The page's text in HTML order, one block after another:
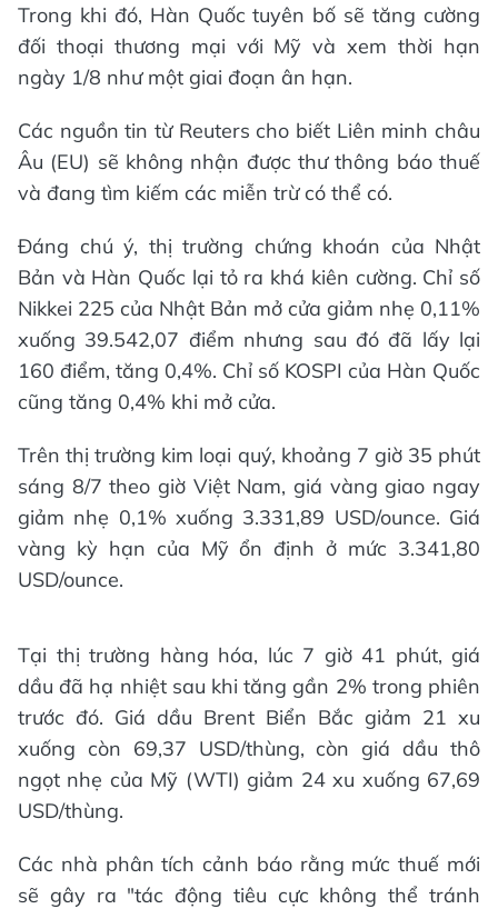
Trong khi đó, Hàn Quốc tuyên bố sẽ tăng cường
đối thoại thương mại với Mỹ và xem thời hạn
ngày 1/8 như một giai đoạn ân hạn.
Các nguồn tin từ Reuters cho biết Liên minh châu
Âu (EU) sẽ không nhận được thư thông báo thuế
và đang tìm kiếm các miễn trừ có thể có.
Đáng chú ý, thị trường chứng khoán của Nhật
Bản và Hàn Quốc lại tỏ ra khá kiên cường. Chỉ số
Nikkei 225 của Nhật Bản mở cửa giảm nhẹ 0,11%
xuống 39.542,07 điểm nhưng sau đó đã lấy lại
160 điểm, tăng 0,4%. Chỉ số KOSPI của Hàn Quốc
cũng tăng 0,4% khi mở cửa.
Trên thị trường kim loại quý, khoảng 7 giờ 35 phút
sáng 8/7 theo giờ Việt Nam, giá vàng giao ngay
giảm nhẹ 0,1% xuống 3.331,89 USD/ounce. Giá
vàng kỳ hạn của Mỹ ổn định ở mức 3.341,80
USD/ounce.
Tại thị trường hàng hóa, lúc 7 giờ 41 phút, giá
dầu đã hạ nhiệt sau khi tăng gần 2% trong phiên
trước đó. Giá dầu Brent Biển Bắc giảm 21 xu
xuống còn 69,37 USD/thùng, còn giá dầu thô
ngọt nhẹ của Mỹ (WTI) giảm 24 xu xuống 67,69
USD/thùng.
Các nhà phân tích cảnh báo rằng mức thuế mới
sẽ gây ra "tác động tiêu cực không thể tránh